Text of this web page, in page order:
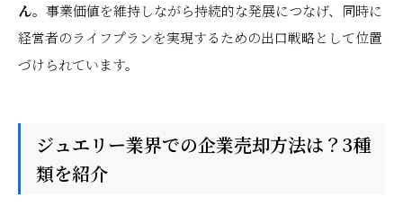
ん。 事業価値を維持しながら持続的な発展につなげ、同時に
経営者のライフプランを実現するための出口戦略として位置
づけられています。
ジュエリー業界での企業売却方法は？3種
類を紹介